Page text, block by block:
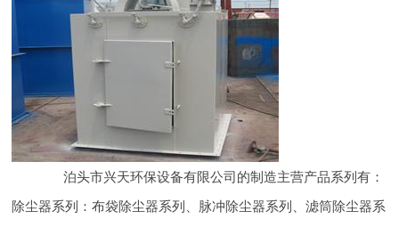
泊头市兴天环保设备有限公司的制造主营产品系列有：
除尘器系列：布袋除尘器系列、脉冲除尘器系列、滤筒除尘器系